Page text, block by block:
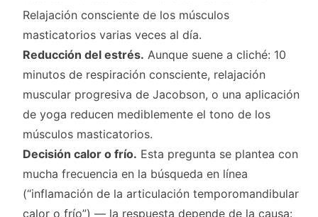
Relajación consciente de los músculos
masticatorios varias veces al día.
Reducción del estrés. Aunque suene a cliché: 10
minutos de respiración consciente, relajación
muscular progresiva de Jacobson, o una aplicación
de yoga reducen mediblemente el tono de los
músculos masticatorios.
Decisión calor o frío. Esta pregunta se plantea con
mucha frecuencia en la búsqueda en línea
(“inflamación de la articulación temporomandibular
calor o frío”) — la respuesta depende de la causa: